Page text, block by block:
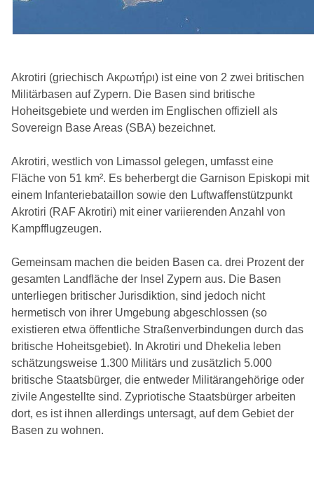
Akrotiri (griechisch Ακρωτήρι) ist eine von 2 zwei britischen
Militärbasen auf Zypern. Die Basen sind britische
Hoheitsgebiete und werden im Englischen offiziell als
Sovereign Base Areas (SBA) bezeichnet.
Akrotiri, westlich von Limassol gelegen, umfasst eine
Fläche von 51 km². Es beherbergt die Garnison Episkopi mit
einem Infanteriebataillon sowie den Luftwaffenstützpunkt
Akrotiri (RAF Akrotiri) mit einer variierenden Anzahl von
Kampfflugzeugen.
Gemeinsam machen die beiden Basen ca. drei Prozent der
gesamten Landfläche der Insel Zypern aus. Die Basen
unterliegen britischer Jurisdiktion, sind jedoch nicht
hermetisch von ihrer Umgebung abgeschlossen (so
existieren etwa öffentliche Straßenverbindungen durch das
britische Hoheitsgebiet). In Akrotiri und Dhekelia leben
schätzungsweise 1.300 Militärs und zusätzlich 5.000
britische Staatsbürger, die entweder Militärangehörige oder
zivile Angestellte sind. Zypriotische Staatsbürger arbeiten
dort, es ist ihnen allerdings untersagt, auf dem Gebiet der
Basen zu wohnen.